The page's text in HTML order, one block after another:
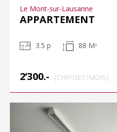
Le Mont-sur-Lausanne
APPARTEMENT
3.5 p 88 M 2
2’300.- (CHF/NET/MOIS)